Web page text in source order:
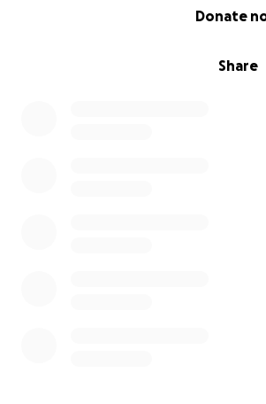
Share
Donate